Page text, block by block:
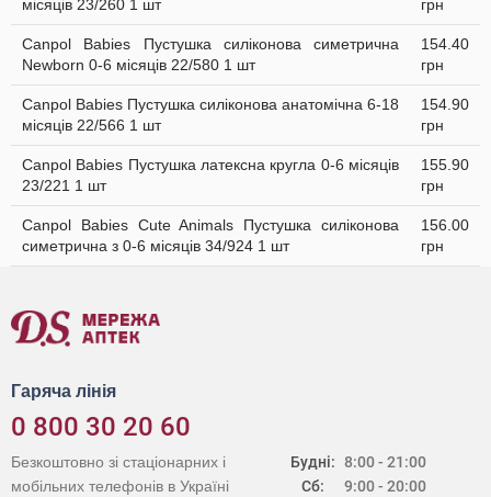
місяців 23/260 1 шт
грн
Canpol Babies Пустушка силіконова симетрична
Newborn 0-6 місяців 22/580 1 шт
154.40
грн
Canpol Babies Пустушка силіконова анатомічна 6-18
місяців 22/566 1 шт
154.90
грн
Canpol Babies Пустушка латексна кругла 0-6 місяців
23/221 1 шт
155.90
грн
Canpol Babies Cute Animals Пустушка силіконова
симетрична з 0-6 місяців 34/924 1 шт
156.00
грн
Гаряча лінія
0 800 30 20 60
Будні:
Сб:
8:00 - 21:00
9:00 - 20:00
Безкоштовно зі стаціонарних і
мобільних телефонів в Україні